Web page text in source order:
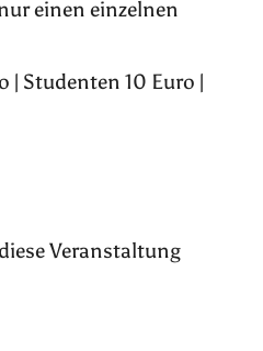
einen einzelnen
| Studenten 10 Euro |
Veranstaltung